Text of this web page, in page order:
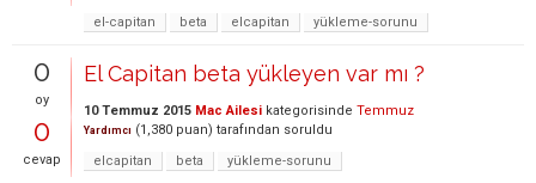
el-capitan
beta elcapitan yükleme-sorunu
0
oy
0
cevap
El Capitan beta yükleyen var mı ?
10 Temmuz 2015 Mac Ailesi kategorisinde Temmuz
Yardımcı (1,380 puan) tarafından soruldu
elcapitan
beta yükleme-sorunu